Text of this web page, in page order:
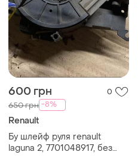
600 грн 0
650 грн -8%
Renault
Бу шлейф руля renault
laguna 2, 7701048917, без